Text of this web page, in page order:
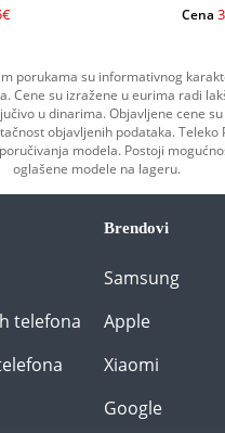
Cena
porukama su informativnog
Cene su izražene u eurima radi
u dinarima. Objavljene cene
objavljenih podataka. Teleko
modela. Postoji
oglašene modele na lageru.
telefona
Brendovi
Samsung
Apple
Xiaomi
Google